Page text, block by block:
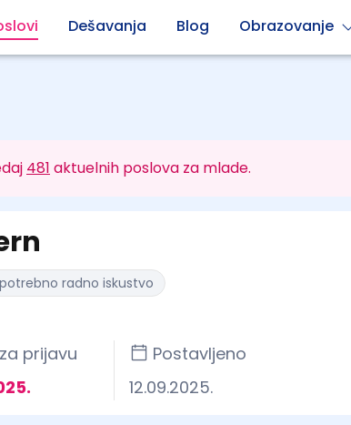
Dešavanja Blog Obrazovanje
481 aktuelnih poslova za mlade.
prijavu
Postavljeno
12.09.2025.
radno iskustvo